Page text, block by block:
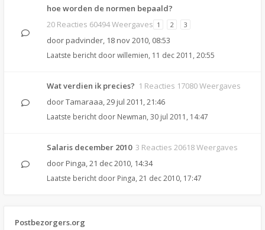
hoe worden de normen bepaald?
20 Reacties 60494 Weergaves 1 2 3
door padvinder, 18 nov 2010, 08:53
Laatste bericht doorwillemien, 11 dec 2011, 20:55
Wat verdien ik precies? 1 Reacties 17080 Weergaves
doorTamaraaa,29 jul 2011, 21:46
Laatste bericht door Newman, 30 jul 2011, 14:47
Salaris december 2010 3 Reacties 20618 Weergaves
door Pinga,21 dec 2010, 14:34
Laatste bericht door Pinga, 21 dec 2010, 17:47
Postbezorgers.org